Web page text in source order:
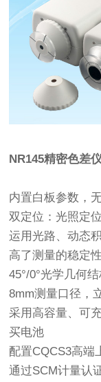
NR145精密色差
内置白板参数，
双定位：光照定
运用光路、动态
高了测量的稳定
45°/0°光学几何
8mm测量口径，
采用高容量、可
买电池
配置CQCS3高端
通过SCM计量认